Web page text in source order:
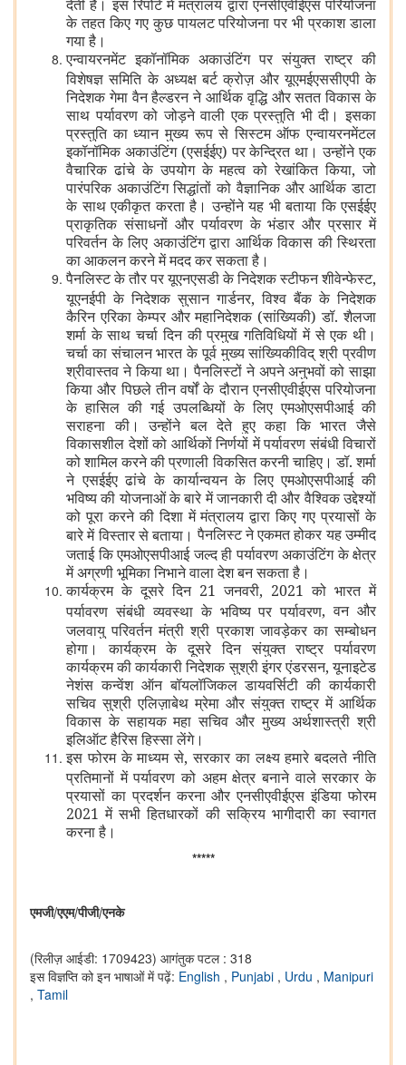
देती है। इस रिपोर्ट में मंत्रालय द्वारा एनसीएवीईएस परियोजना
के तहत किए गए कुछ पायलट परियोजना पर भी प्रकाश डाला
गया है।
एन्वायरनमेंट इकॉनॉमिक अकाउंटिंग पर संयुक्त राष्ट्र की
विशेषज्ञ समिति के अध्यक्ष बर्ट क्रोज़ और यूएमईएससीएपी के
निदेशक गेमा वैन हैल्डरन ने आर्थिक वृद्धि और सतत विकास के
साथ पर्यावरण को जोड़ने वाली एक प्रस्तुति भी दी। इसका
प्रस्तुति का ध्यान मुख्य रूप से सिस्टम ऑफ एन्वायरनमेंटल
इकॉनॉमिक अकाउंटिंग (एसईईए) पर केन्द्रित था। उन्होंने एक
वैचारिक ढांचे के उपयोग के महत्व को रेखांकित किया, जो
पारंपरिक अकाउंटिंग सिद्धांतों को वैज्ञानिक और आर्थिक डाटा
के साथ एकीकृत करता है। उन्होंने यह भी बताया कि एसईईए
प्राकृतिक संसाधनों और पर्यावरण के भंडार और प्रसार में
परिवर्तन के लिए अकाउंटिंग द्वारा आर्थिक विकास की स्थिरता
का आकलन करने में मदद कर सकता है।
पैनलिस्ट के तौर पर यूएनएसडी के निदेशक स्टीफन शीवेन्फेस्ट,
यूएनईपी के निदेशक सुसान गार्डनर, विश्व बैंक के निदेशक
कैरिन एरिका केम्पर और महानिदेशक (सांख्यिकी) डॉ. शैलजा
शर्मा के साथ चर्चा दिन की प्रमुख गतिविधियों में से एक थी।
चर्चा का संचालन भारत के पूर्व मुख्य सांख्यिकीविद् श्री प्रवीण
श्रीवास्तव ने किया था। पैनलिस्टों ने अपने अनुभवों को साझा
किया और पिछले तीन वर्षों के दौरान एनसीएवीईएस परियोजना
के हासिल की गई उपलब्धियों के लिए एमओएसपीआई की
सराहना की। उन्होंने बल देते हुए कहा कि भारत जैसे
विकासशील देशों को आर्थिकों निर्णयों में पर्यावरण संबंधी विचारों
को शामिल करने की प्रणाली विकसित करनी चाहिए। डॉ. शर्मा
ने एसईईए ढांचे के कार्यान्वयन के लिए एमओएसपीआई की
भविष्य की योजनाओं के बारे में जानकारी दी और वैश्विक उद्देश्यों
को पूरा करने की दिशा में मंत्रालय द्वारा किए गए प्रयासों के
बारे में विस्तार से बताया। पैनलिस्ट ने एकमत होकर यह उम्मीद
जताई कि एमओएसपीआई जल्द ही पर्यावरण अकाउंटिंग के क्षेत्र
में अग्रणी भूमिका निभाने वाला देश बन सकता है।
कार्यक्रम के दूसरे दिन 21 जनवरी, 2021 को भारत में
पर्यावरण संबंधी व्यवस्था के भविष्य पर पर्यावरण,वन और
जलवायु परिवर्तन मंत्री श्री प्रकाश जावड़ेकर का सम्बोधन
होगा। कार्यक्रम के दूसरे दिन संयुक्त राष्ट्र पर्यावरण
कार्यक्रम की कार्यकारी निदेशक सुश्री इंगर एंडरसन, यूनाइटेड
नेशंस कन्वेंश ऑन बॉयलॉजिकल डायवर्सिटी की कार्यकारी
सचिव सुश्री एलिज़ाबेथ म्रेमा और संयुक्त राष्ट्र में आर्थिक
विकास के सहायक महा सचिव और मुख्य अर्थशास्त्री श्री
इलिऑट हैरिस हिस्सा लेंगे।
इस फोरम के माध्यम से, सरकार का लक्ष्य हमारे बदलते नीति
प्रतिमानों में पर्यावरण को अहम क्षेत्र बनाने वाले सरकार के
प्रयासों का प्रदर्शन करना और एनसीएवीईएस इंडिया फोरम
2021 में सभी हितधारकों की सक्रिय भागीदारी का स्वागत
करना है।
*****
एमजी/एएम/पीजी/एनके
(रिलीज़ आईडी: 1709423) आगंतुक पटल : 318
इस विज्ञप्ति को इन भाषाओं में पढ़ें: English , Punjabi , Urdu , Manipuri
, Tamil